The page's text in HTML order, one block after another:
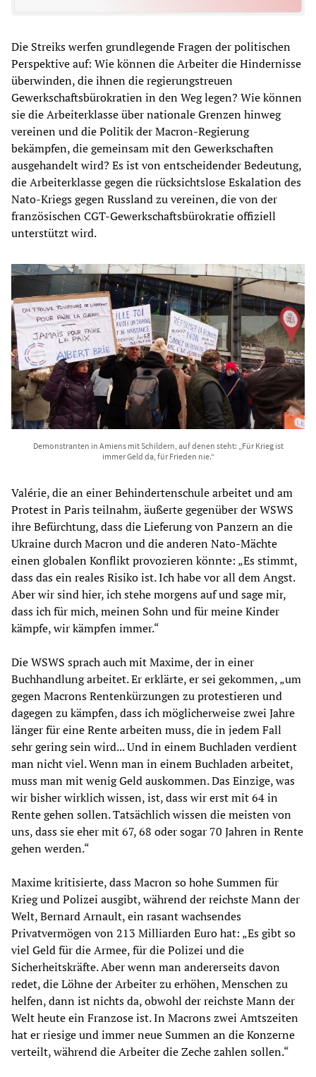
Die Streiks werfen grundlegende Fragen der politischen
Perspektive auf: Wie können die Arbeiter die Hindernisse
überwinden, die ihnen die regierungstreuen
Gewerkschaftsbürokratien in den Weg legen? Wie können
sie die Arbeiterklasse über nationale Grenzen hinweg
vereinen und die Politik der Macron-Regierung
bekämpfen, die gemeinsam mit den Gewerkschaften
ausgehandelt wird? Es ist von entscheidender Bedeutung,
die Arbeiterklasse gegen die rücksichtslose Eskalation des
Nato-Kriegs gegen Russland zu vereinen, die von der
französischen CGT-Gewerkschaftsbürokratie offiziell
unterstützt wird.
Demonstranten in Amiens mit Schildern, auf denen steht: „Für Krieg ist
immer Geld da, für Frieden nie.“
Valérie, die an einer Behindertenschule arbeitet und am
Protest in Paris teilnahm, äußerte gegenüber der WSWS
ihre Befürchtung, dass die Lieferung von Panzern an die
Ukraine durch Macron und die anderen Nato-Mächte
einen globalen Konflikt provozieren könnte: „Es stimmt,
dass das ein reales Risiko ist. Ich habe vor all dem Angst.
Aber wir sind hier, ich stehe morgens auf und sage mir,
dass ich für mich, meinen Sohn und für meine Kinder
kämpfe, wir kämpfen immer.“
Die WSWS sprach auch mit Maxime, der in einer
Buchhandlung arbeitet. Er erklärte, er sei gekommen, „um
gegen Macrons Rentenkürzungen zu protestieren und
dagegen zu kämpfen, dass ich möglicherweise zwei Jahre
länger für eine Rente arbeiten muss, die in jedem Fall
sehr gering sein wird... Und in einem Buchladen verdient
man nicht viel. Wenn man in einem Buchladen arbeitet,
muss man mit wenig Geld auskommen. Das Einzige, was
wir bisher wirklich wissen, ist, dass wir erst mit 64 in
Rente gehen sollen. Tatsächlich wissen die meisten von
uns, dass sie eher mit 67, 68 oder sogar 70 Jahren in Rente
gehen werden.“
Maxime kritisierte, dass Macron so hohe Summen für
Krieg und Polizei ausgibt, während der reichste Mann der
Welt, Bernard Arnault, ein rasant wachsendes
Privatvermögen von 213 Milliarden Euro hat: „Es gibt so
viel Geld für die Armee, für die Polizei und die
Sicherheitskräfte. Aber wenn man andererseits davon
redet, die Löhne der Arbeiter zu erhöhen, Menschen zu
helfen, dann ist nichts da, obwohl der reichste Mann der
Welt heute ein Franzose ist. In Macrons zwei Amtszeiten
hat er riesige und immer neue Summen an die Konzerne
verteilt, während die Arbeiter die Zeche zahlen sollen.“